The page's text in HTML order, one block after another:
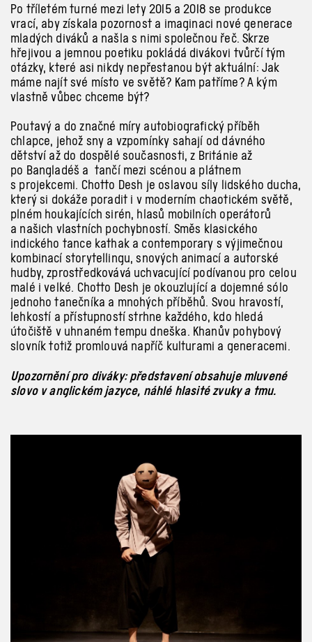
Po tříletém turné mezi lety 2015 a 2018 se produkce
vrací, aby získala pozornost a imaginaci nové generace
mladých diváků a našla s nimi společnou řeč. Skrze
hřejivou a jemnou poetiku pokládá divákovi tvůrčí tým
otázky, které asi nikdy nepřestanou být aktuální: Jak
máme najít své místo ve světě? Kam patříme? A kým
vlastně vůbec chceme být?
Poutavý a do značné míry autobiografický příběh
chlapce, jehož sny a vzpomínky sahají od dávného
dětství až do dospělé současnosti, z Británie až
po Bangladéš a tančí mezi scénou a plátnem
s projekcemi. Chotto Desh je oslavou síly lidského ducha,
který si dokáže poradit i v moderním chaotickém světě,
plném houkajících sirén, hlasů mobilních operátorů
a našich vlastních pochybností. Směs klasického
indického tance kathak a contemporary s výjimečnou
kombinací storytellingu, snových animací a autorské
hudby, zprostředkovává uchvacující podívanou pro celou
malé i velké. Chotto Desh je okouzlující a dojemné sólo
jednoho tanečníka a mnohých příběhů. Svou hravostí,
lehkostí a přístupností strhne každého, kdo hledá
útočiště v uhnaném tempu dneška. Khanův pohybový
slovník totiž promlouvá napříč kulturami a generacemi.
Upozornění pro diváky: představení obsahuje mluvené
slovo v anglickém jazyce, náhlé hlasité zvuky a tmu.